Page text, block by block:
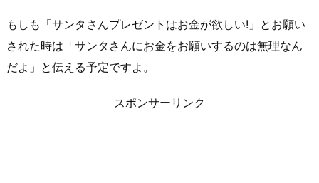
もしも「サンタさんプレゼントはお金が欲しい!」とお願い
された時は「サンタさんにお金をお願いするのは無理なん
だよ」と伝える予定ですよ。
スポンサーリンク